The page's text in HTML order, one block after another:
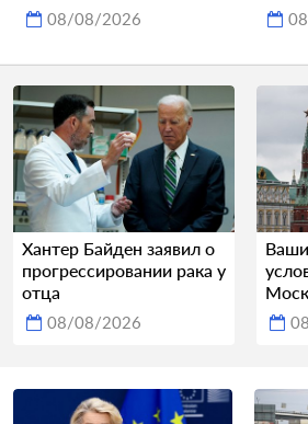
08/08/2026
Хантер Байден заявил о
прогрессировании рака у
отца
08/08/2026